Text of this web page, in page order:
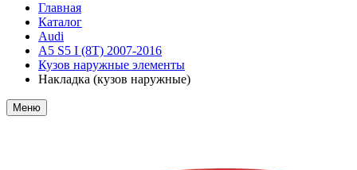
Главная
Каталог
Audi
A5 S5 I (8T) 2007-2016
Кузов наружные элементы
Накладка (кузов наружные)
Меню